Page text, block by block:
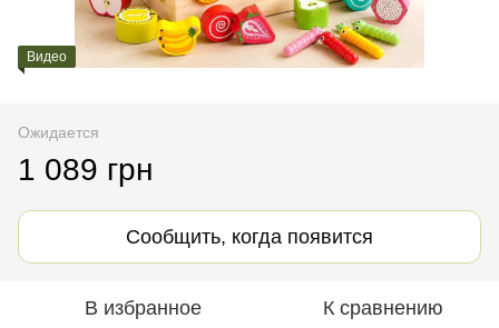
Видео
Ожидается
1 089 грн
Сообщить, когда появится
В избранное К сравнению